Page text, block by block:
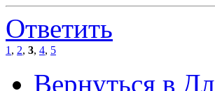
Ответить
1 , 2, 3, 4, 5
Вернуться в